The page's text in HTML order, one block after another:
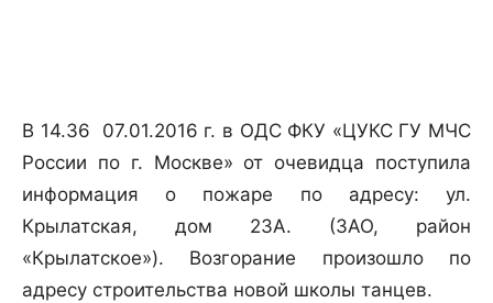
В 14.36 07.01.2016 г. в ОДС ФКУ «ЦУКС ГУ МЧС
России по г. Москве» от очевидца поступила
информация о пожаре по адресу: ул.
Крылатская, дом 23А. (ЗАО, район
«Крылатское»). Возгорание произошло по
адресу строительства новой школы танцев.